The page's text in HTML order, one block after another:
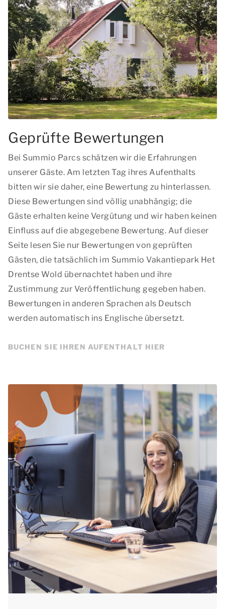
Geprüfte Bewertungen
Bei Summio Parcs schätzen wir die Erfahrungen
unserer Gäste. Am letzten Tag ihres Aufenthalts
bitten wir sie daher, eine Bewertung zu hinterlassen.
Diese Bewertungen sind völlig unabhängig; die
Gäste erhalten keine Vergütung und wir haben keinen
Einfluss auf die abgegebene Bewertung. Auf dieser
Seite lesen Sie nur Bewertungen von geprüften
Gästen, die tatsächlich im Summio Vakantiepark Het
Drentse Wold übernachtet haben und ihre
Zustimmung zur Veröffentlichung gegeben haben.
Bewertungen in anderen Sprachen als Deutsch
werden automatisch ins Englische übersetzt.
BUCHEN SIE IHREN AUFENTHALT HIER